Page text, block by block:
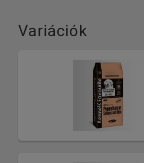
Variációk